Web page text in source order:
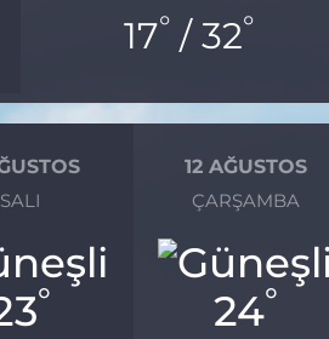
17° / 32°
SALI
°
12 AĞUSTOS
ÇARŞAMBA
24°